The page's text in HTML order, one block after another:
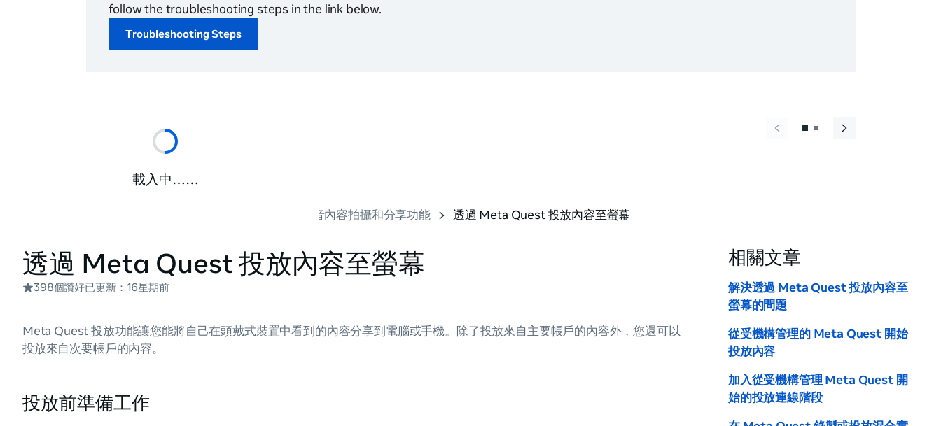
follow the troubleshooting steps in the link below.
Troubleshooting Steps
投放、影音內容拍攝和分享功能 透過 Meta Quest 投放內容至螢幕
透過 Meta Quest 投放內容至螢幕
398個讚好已更新： 16星期前
Meta Quest 投放功能讓您能將自己在頭戴式裝置中看到的內容分享到電腦或手機。除了投放來自主要帳戶的內容外，您還可以
投放來自次要帳戶的內容。
投放前準備工作
相關文章
解決透過 Meta Quest 投放內容至
螢幕的問題
從受機構管理的 Meta Quest 開始
投放內容
加入從受機構管理 Meta Quest 開
始的投放連線階段
載入中……